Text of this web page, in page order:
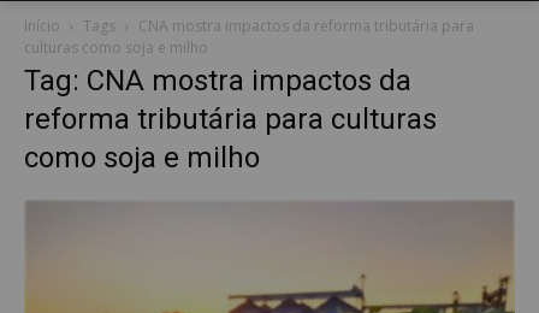
Início Tags
CNA mostra impactos da reforma tributária para
culturas como soja e milho
Tag: CNA mostra impactos da
reforma tributária para culturas
como soja e milho